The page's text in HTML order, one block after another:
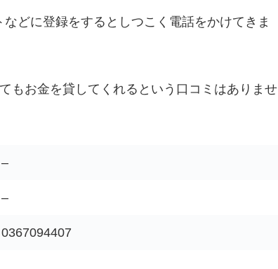
どに登録をするとしつこく電話をかけてきま
もお金を貸してくれるという口コミはありませ
–
–
0367094407